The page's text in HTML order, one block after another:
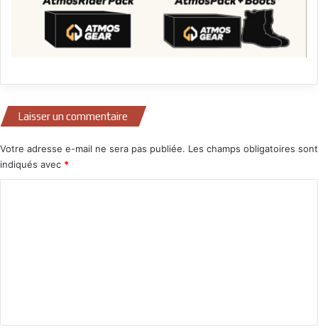
Laisser un commentaire
Votre adresse e-mail ne sera pas publiée. Les champs obligatoires sont
indiqués avec *